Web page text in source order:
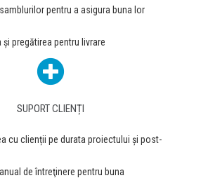
pentru a asigura buna lor
şi pregătirea pentru livrare
SUPORT CLIENȚI
cu clienții pe durata proiectului și post-
de întreţinere pentru buna